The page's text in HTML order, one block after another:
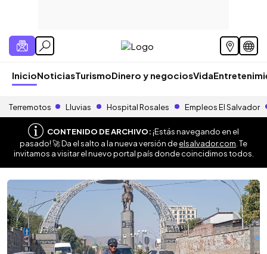
InicioNoticiasTurismoDinero y negociosVida
Terremotos Lluvias Hospital Rosales Empleos El Salvador
CONTENIDO DE ARCHIVO:¡Estás navegando en el
pasado! 🚀 Da el salto a la nueva versión deelsalvador.com . Te
invitamos a visitar el nuevo portal país donde coincidimos todos.